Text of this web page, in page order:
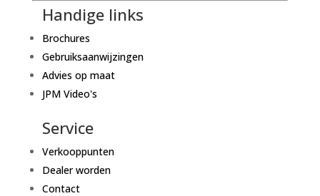
Handige links
Brochures
Gebruiksaanwijzingen
Advies op maat
JPM Video's
Service
Verkooppunten
Dealer worden
Contact